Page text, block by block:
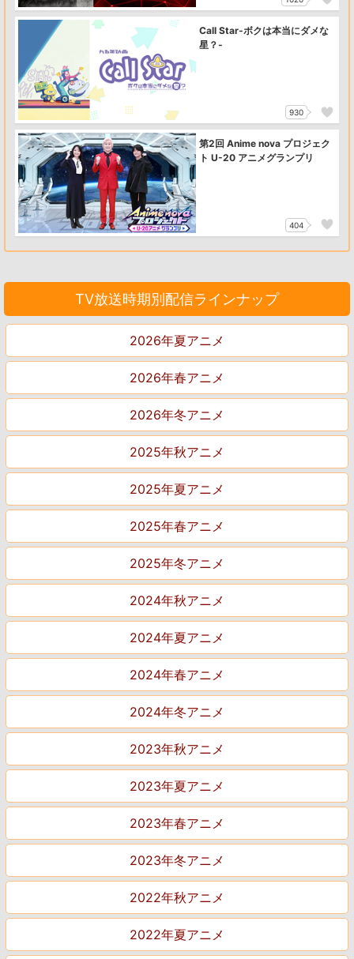
Call Star-ボクは本当にダメな
星？-
930
第2回 Anime nova プロジェク
ト U-20 アニメグランプリ
404
TV放送時期別配信ラインナップ
2026年夏アニメ
2026年春アニメ
2026年冬アニメ
2025年秋アニメ
2025年夏アニメ
2025年春アニメ
2025年冬アニメ
2024年秋アニメ
2024年夏アニメ
2024年春アニメ
2024年冬アニメ
2023年秋アニメ
2023年夏アニメ
2023年春アニメ
2023年冬アニメ
2022年秋アニメ
2022年夏アニメ